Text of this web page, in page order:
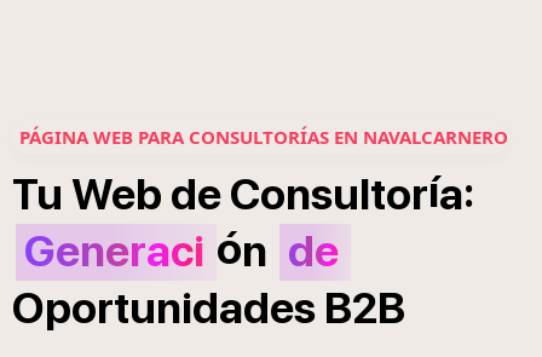
PÁGINA WEB PARA CONSULTORÍAS EN NAVALCARNERO
Tu Web deConsultoría:
Generaci ón de
Oportunidades B2B